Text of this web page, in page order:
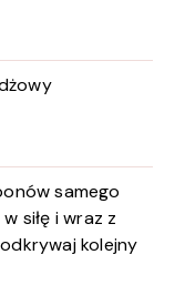
samego
siłę i wraz z
kolejny